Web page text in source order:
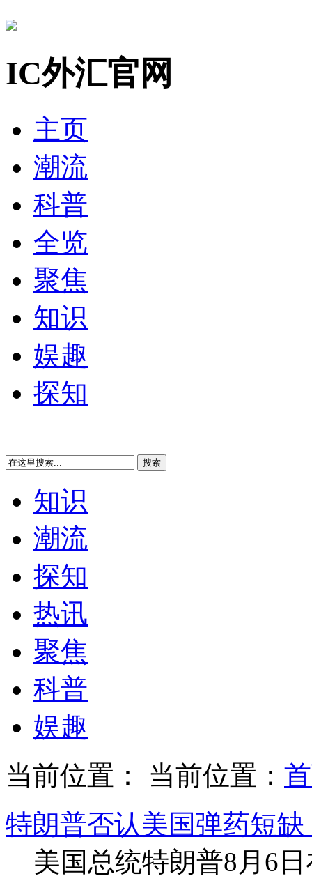
IC外汇官网
主页
潮流
科普
全览
聚焦
知识
娱趣
探知
知识
潮流
探知
热讯
聚焦
科普
娱趣
当前位置： 当前位置：
特朗普否认美国弹药短
美国总统特朗普8月6